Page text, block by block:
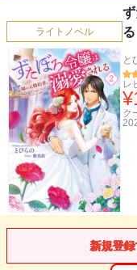
ライトノベル
と
レ
¥
ク
新規登